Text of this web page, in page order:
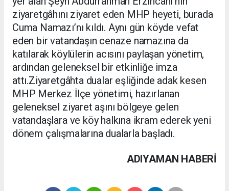
ziyaretgâhını ziyaret eden MHP heyeti, burada
Cuma Namazı’nı kıldı. Aynı gün köyde vefat
eden bir vatandaşın cenaze namazına da
katılarak köylülerin acısını paylaşan yönetim,
ardından geleneksel bir etkinliğe imza
attı.Ziyaretgâhta dualar eşliğinde adak kesen
MHP Merkez İlçe yönetimi, hazırlanan
geleneksel ziyaret aşını bölgeye gelen
vatandaşlara ve köy halkına ikram ederek yeni
dönem çalışmalarına dualarla başladı.
ADIYAMAN HABERİ